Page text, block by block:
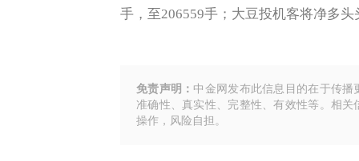
手，至206559手；大豆投机客将净多
免责声明： 中金网发布此信息目的在于传
准确性、真实性、完整性、有效性等。相
操作，风险自担。